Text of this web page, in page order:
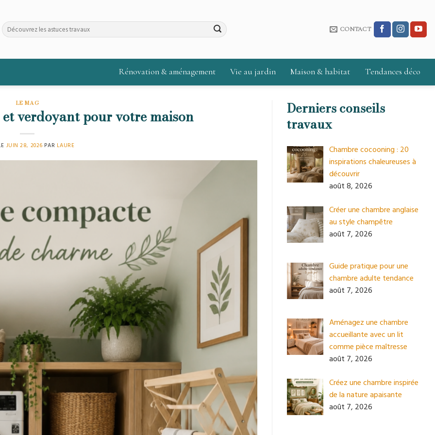
CONTACT
Rénovation & aménagement Vie au jardin Maison & habitat Tendances déco
LE MAG
verdoyant pour votre maison
JUIN 28, 2026 PAR LAURE
Derniers conseils
travaux
Chambre cocooning : 20
inspirations chaleureuses à
découvrir
août 8, 2026
Créer une chambre anglaise
au style champêtre
août 7, 2026
Guide pratique pour une
chambre adulte tendance
août 7, 2026
Aménagez une chambre
accueillante avec un lit
comme pièce maîtresse
août 7, 2026
Créez une chambre inspirée
de la nature apaisante
août 7, 2026